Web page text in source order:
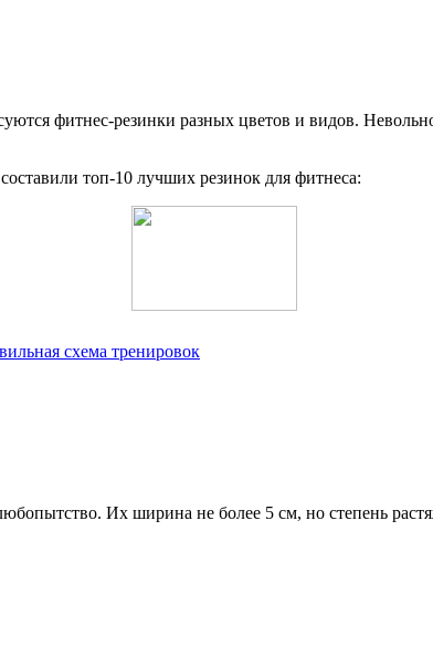
фитнес-резинки разных цветов и видов.
топ-10 лучших резинок для фитнеса:
схема тренировок
Их ширина не более 5 см, но степень